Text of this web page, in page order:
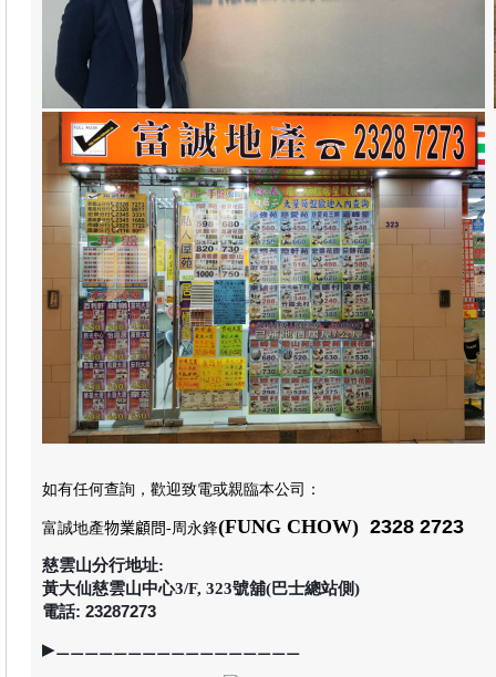
如有任何查詢，歡迎致電或親臨本公司 ：
富誠地產物業顧問-周永鋒(FUNG CHOW) 2328 2723
慈雲山分行地址:
黃大仙慈雲山中心3/F, 323號舖(巴士總站側)
電話: 23287273
▶⚊⚊⚊⚊⚊⚊⚊⚊⚊⚊⚊⚊⚊⚊⚊⚊⚊